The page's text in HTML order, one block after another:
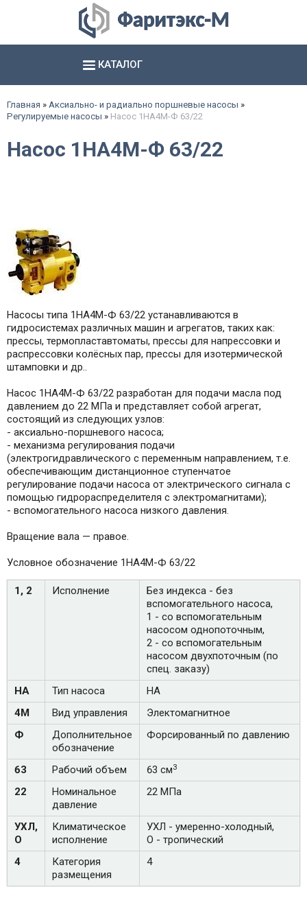
КАТАЛОГ
Главная » Аксиально- и радиально поршневые насосы »
Регулируемые насосы » Насос 1НА4М-Ф 63/22
Насос 1НА4М-Ф 63/22
Насосы типа 1НА4М-Ф 63/22 устанавливаются в
гидросистемах различных машин и агрегатов, таких как:
прессы, термопластавтоматы, прессы для напрессовки и
распрессовки колёсных пар, прессы для изотермической
штамповки и др..
Насос 1НА4М-Ф 63/22 разработан для подачи масла под
давлением до 22 МПа и представляет собой агрегат,
состоящий из следующих узлов:
- аксиально-поршневого насоса;
- механизма регулирования подачи
(электрогидравлического с переменным направлением, т.е.
обеспечивающим дистанционное ступенчатое
регулирование подачи насоса от электрического сигнала с
помощью гидрораспределителя с электромагнитами);
- вспомогательного насоса низкого давления.
Вращение вала — правое.
Условное обозначение 1НА4М-Ф 63/22
1, 2 Исполнение
Без индекса - без
вспомогательного насоса,
1 - со вспомогательным
насосом однопоточным,
2 - со вспомогательным
насосом двухпоточным (по
спец. заказу)
НА
Тип насоса
НА
4М
Вид управления
Электомагнитное
Ф
Дополнительное
обозначение
Форсированный по давлению
63 Рабочий объем 63 см3
22
Номинальное
давление
22 МПа
УХЛ,
О
Климатическое
исполнение
УХЛ - умеренно-холодный,
О - тропический
4
Категория
размещения
4